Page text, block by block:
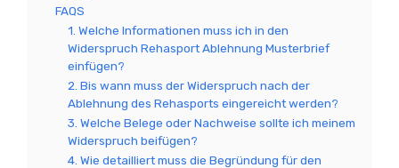
FAQS
1. Welche Informationen muss ich in den
Widerspruch Rehasport Ablehnung Musterbrief
einfügen?
2. Bis wann muss der Widerspruch nach der
Ablehnung des Rehasports eingereicht werden?
3. Welche Belege oder Nachweise sollte ich meinem
Widerspruch beifügen?
4. Wie detailliert muss die Begründung für den